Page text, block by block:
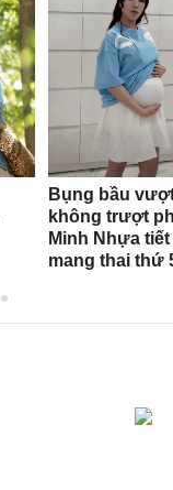
Bụng bầu
không trượt
Minh Nhựa
mang thai thứ